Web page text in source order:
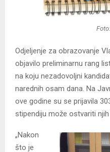
Odjeljenje za obrazovanje
objavilo preliminarnu rang
na koju nezadovoljni
narednih osam dana. Na
ove godine su se prijavila
stipendiju može ostvariti njih
„Nakon
što je